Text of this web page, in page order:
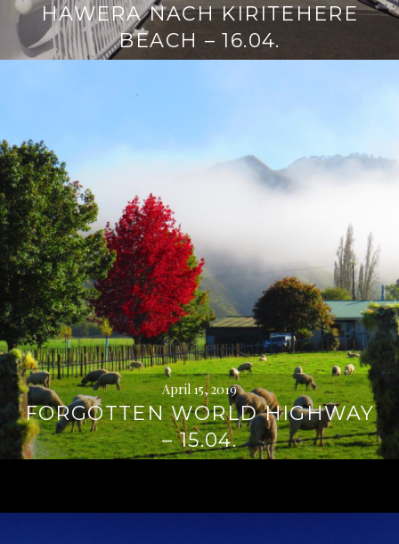
HAWERA NACH KIRITEHERE
BEACH – 16.04.
April 15, 2019
FORGOTTEN WORLD HIGHWAY
– 15.04.